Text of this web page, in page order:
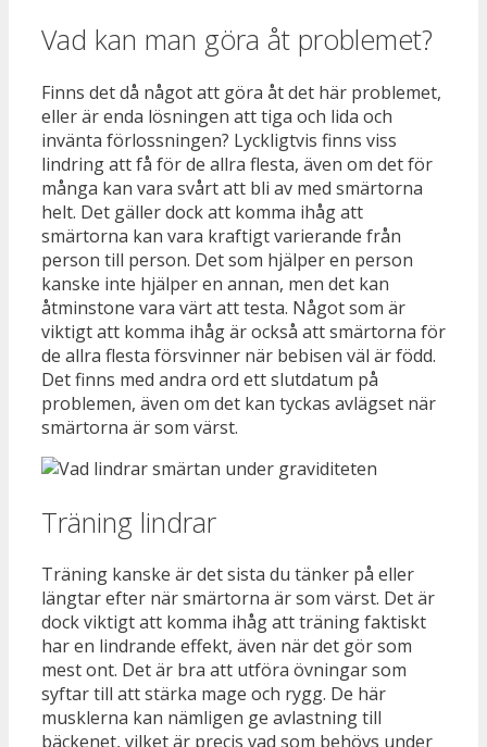
Vad kan man göra åt problemet?
Finns det då något att göra åt det här problemet,
eller är enda lösningen att tiga och lida och
invänta förlossningen? Lyckligtvis finns viss
lindring att få för de allra flesta, även om det för
många kan vara svårt att bli av med smärtorna
helt. Det gäller dock att komma ihåg att
smärtorna kan vara kraftigt varierande från
person till person. Det som hjälper en person
kanske inte hjälper en annan, men det kan
åtminstone vara värt att testa. Något som är
viktigt att komma ihåg är också att smärtorna för
de allra flesta försvinner när bebisen väl är född.
Det finns med andra ord ett slutdatum på
problemen, även om det kan tyckas avlägset när
smärtorna är som värst.
Träning lindrar
Träning kanske är det sista du tänker på eller
längtar efter när smärtorna är som värst. Det är
dock viktigt att komma ihåg att träning faktiskt
har en lindrande effekt, även när det gör som
mest ont. Det är bra att utföra övningar som
syftar till att stärka mage och rygg. De här
musklerna kan nämligen ge avlastning till
bäckenet, vilket är precis vad som behövs under